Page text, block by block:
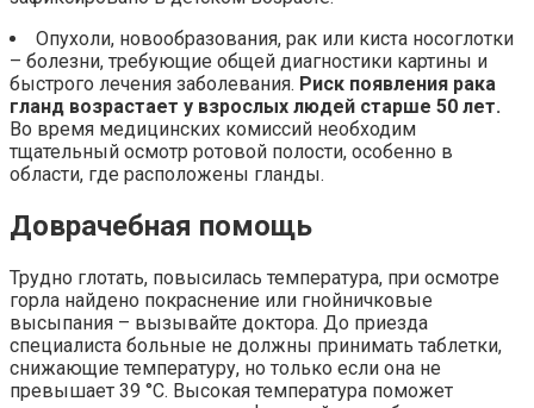
Опухоли, новообразования, рак или киста носоглотки
– болезни, требующие общей диагностики картины и
быстрого лечения заболевания. Риск появления рака
гланд возрастает у взрослых людей старше 50 лет.
Во время медицинских комиссий необходим
тщательный осмотр ротовой полости, особенно в
области, где расположены гланды.
Доврачебная помощь
Трудно глотать, повысилась температура, при осмотре
горла найдено покраснение или гнойничковые
высыпания – вызывайте доктора. До приезда
специалиста больные не должны принимать таблетки,
снижающие температуру, но только если она не
превышает 39 °C. Высокая температура поможет